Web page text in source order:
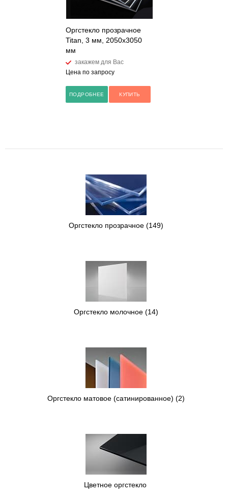
Оргстекло прозрачное
Titan, 3 мм, 2050х3050
мм
закажем для Вас
Цена по запросу
ПОДРОБНЕЕ КУПИТЬ
Оргстекло прозрачное(149)
Оргстекло молочное(14)
Оргстекло матовое (сатинированное)(2)
Цветное оргстекло